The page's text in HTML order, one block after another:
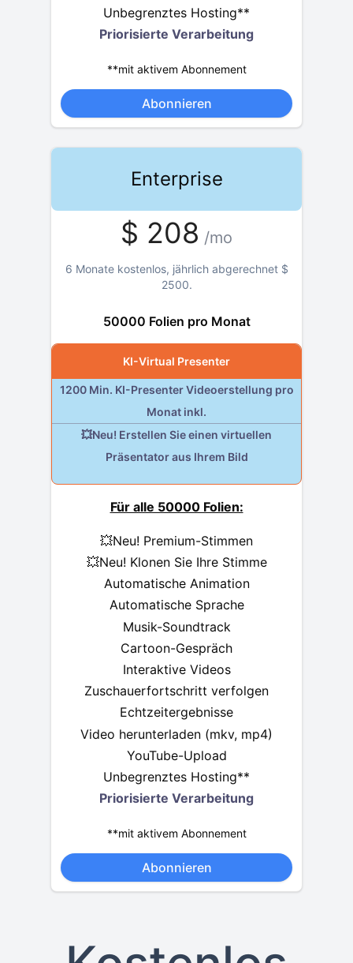
Unbegrenztes Hosting**
Priorisierte Verarbeitung
**mit aktivem Abonnement
Abonnieren
Enterprise
$ 208 /mo
6 Monate kostenlos, jährlich abgerechnet $
2500.
50000 Folien pro Monat
KI-Virtual Presenter
1200 Min. KI-Presenter Videoerstellung pro
Monat inkl.
💥Neu! Erstellen Sie einen virtuellen
Präsentator aus Ihrem Bild
Für alle 50000 Folien:
💥Neu! Premium-Stimmen
💥Neu! Klonen Sie Ihre Stimme
Automatische Animation
Automatische Sprache
Musik-Soundtrack
Cartoon-Gespräch
Interaktive Videos
Zuschauerfortschritt verfolgen
Echtzeitergebnisse
Video herunterladen (mkv, mp4)
YouTube-Upload
Unbegrenztes Hosting**
Priorisierte Verarbeitung
**mit aktivem Abonnement
Abonnieren